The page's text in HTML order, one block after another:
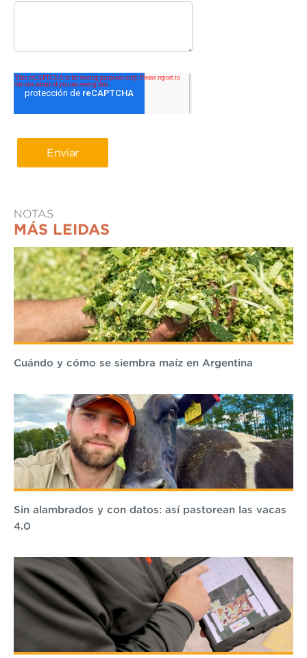
NOTAS
MÁS LEIDAS
Cuándo y cómo se siembra maíz en Argentina
Sin alambrados y con datos: así pastorean las vacas
4.0